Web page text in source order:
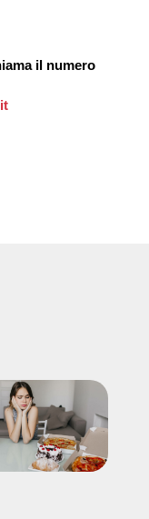
il numero